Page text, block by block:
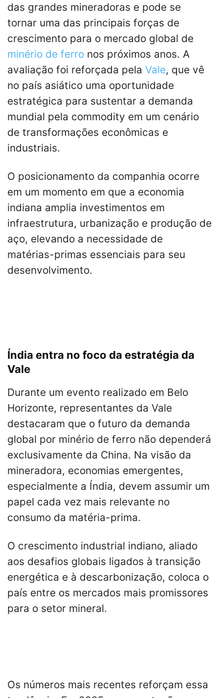
das grandes mineradoras e pode se
tornar uma das principais forças de
crescimento para o mercado global de
minério de ferro nos próximos anos. A
avaliação foi reforçada pela Vale, que vê
no país asiático uma oportunidade
estratégica para sustentar a demanda
mundial pela commodity em um cenário
de transformações econômicas e
industriais.
O posicionamento da companhia ocorre
em um momento em que a economia
indiana amplia investimentos em
infraestrutura, urbanização e produção de
aço, elevando a necessidade de
matérias-primas essenciais para seu
desenvolvimento.
Índia entra no foco da estratégia da
Vale
Durante um evento realizado em Belo
Horizonte, representantes da Vale
destacaram que o futuro da demanda
global por minério de ferro não dependerá
exclusivamente da China. Na visão da
mineradora, economias emergentes,
especialmente a Índia, devem assumir um
papel cada vez mais relevante no
consumo da matéria-prima.
O crescimento industrial indiano, aliado
aos desafios globais ligados à transição
energética e à descarbonização, coloca o
país entre os mercados mais promissores
para o setor mineral.
Os números mais recentes reforçam essa